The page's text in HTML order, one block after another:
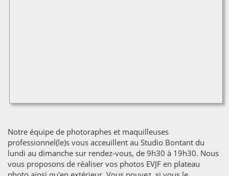
Notre équipe de photoraphes et maquilleuses
professionnel(le)s vous acceuillent au Studio Bontant du
lundi au dimanche sur rendez-vous, de 9h30 à 19h30. Nous
vous proposons de réaliser vos photos EVJF en plateau